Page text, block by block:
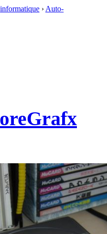
informatique › Auto-